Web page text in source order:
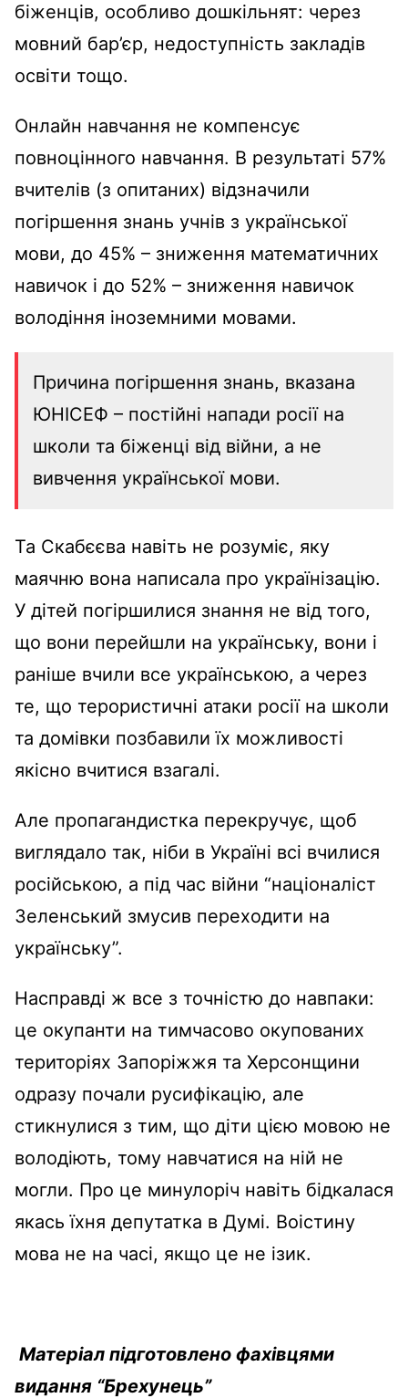
біженців, особливо дошкільнят: через
мовний бар’єр, недоступність закладів
освіти тощо.
Онлайн навчання не компенсує
повноцінного навчання. В результаті 57%
вчителів (з опитаних) відзначили
погіршення знань учнів з української
мови, до 45% – зниження математичних
навичок і до 52% – зниження навичок
володіння іноземними мовами.
Причина погіршення знань, вказана
ЮНІСЕФ – постійні напади росії на
школи та біженці від війни, а не
вивчення української мови.
Та Скабєєва навіть не розуміє, яку
маячню вона написала про українізацію.
У дітей погіршилися знання не від того,
що вони перейшли на українську, вони і
раніше вчили все українською, а через
те, що терористичні атаки росії на школи
та домівки позбавили їх можливості
якісно вчитися взагалі.
Але пропагандистка перекручує, щоб
виглядало так, ніби в Україні всі вчилися
російською, а під час війни “націоналіст
Зеленський змусив переходити на
українську”.
Насправді ж все з точністю до навпаки:
це окупанти на тимчасово окупованих
територіях Запоріжжя та Херсонщини
одразу почали русифікацію, але
стикнулися з тим, що діти цією мовою не
володіють, тому навчатися на ній не
могли. Про це минулоріч навіть бідкалася
якась їхня депутатка в Думі. Воістину
мова не на часі, якщо це не ізик.
Матеріал підготовлено фахівцями
видання “Брехунець”